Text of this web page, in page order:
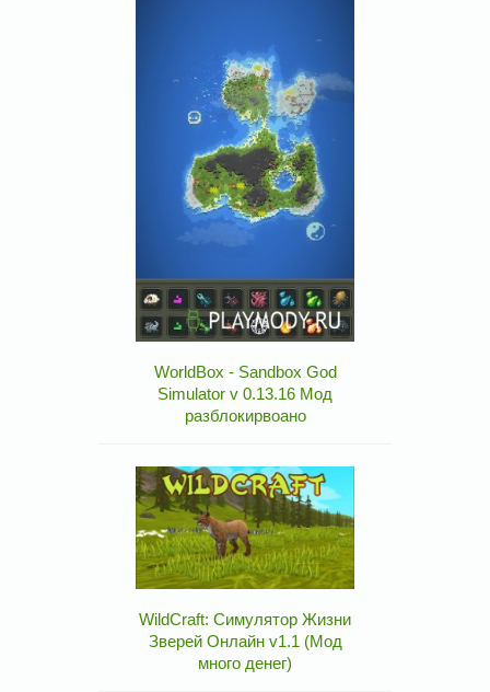
WorldBox - Sandbox God
Simulator v 0.13.16 Мод
разблокирвоано
WildCraft: Симулятор Жизни
Зверей Онлайн v1.1 (Мод
много денег)